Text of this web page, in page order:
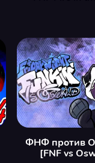
ФНФ против
[FNF vs